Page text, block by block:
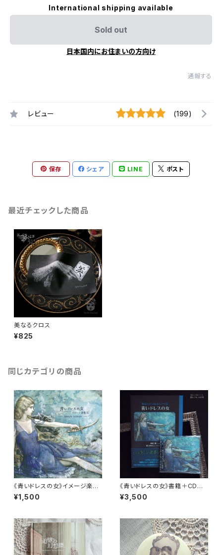
International shipping available
Sold out
日本国内にお住まいの方向け
通報する
レビュー (199)
保存 シェア LINE ポスト
最近チェックした商品
美なるクロス
¥825
同じカテゴリの商品
《青いドレスの女》イメージ楽曲
集
¥1,500
《青いドレスの女》書籍＋CDセッ
ト
¥3,500